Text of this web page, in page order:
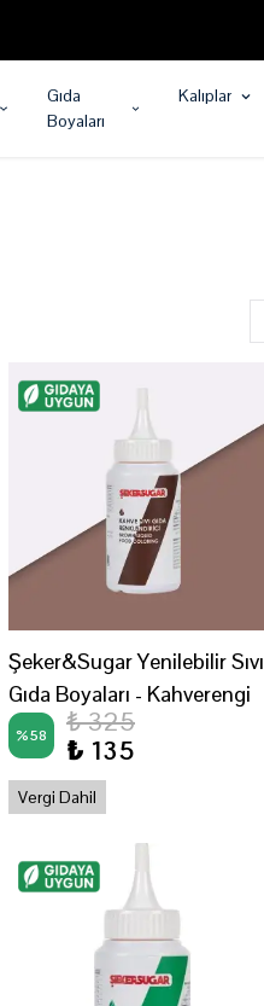
Gıda
Boyaları
Kalıplar
Şeker&Sugar Yenilebilir Sıvı
Gıda Boyaları - Kahverengi
%58
₺ 325
₺ 135
Vergi Dahil